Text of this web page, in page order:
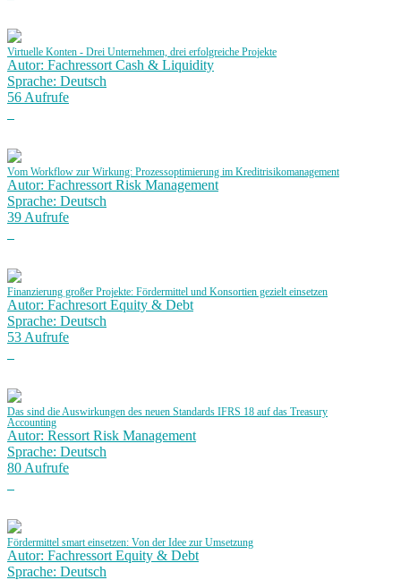
Virtuelle Konten - Drei Unternehmen, drei erfolgreiche Projekte
Autor: Fachressort Cash & Liquidity
Sprache: Deutsch
56 Aufrufe
Vom Workflow zur Wirkung: Prozessoptimierung im Kreditrisikomanagement
Autor: Fachressort Risk Management
Sprache: Deutsch
39 Aufrufe
Finanzierung großer Projekte: Fördermittel und Konsortien gezielt einsetzen
Autor: Fachresort Equity & Debt
Sprache: Deutsch
53 Aufrufe
Das sind die Auswirkungen des neuen Standards IFRS 18 auf das Treasury
Accounting
Autor: Ressort Risk Management
Sprache: Deutsch
80 Aufrufe
Fördermittel smart einsetzen: Von der Idee zur Umsetzung
Autor: Fachressort Equity & Debt
Sprache: Deutsch